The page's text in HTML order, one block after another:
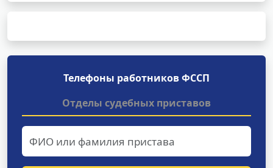
Телефоны работников ФССП
Отделы судебных приставов